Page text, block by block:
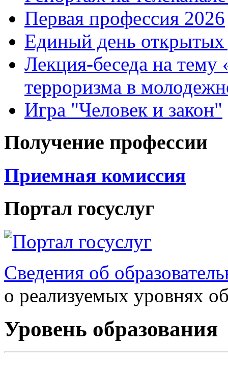
Первая профессия 2026
Единый день открытых
Лекция-беседа на тему
терроризма в
Игра "Человек и закон"
Получение профессии
Приемная комиссия
Портал госуслуг
Сведения об
о реализуемых уровнях
Уровень образования